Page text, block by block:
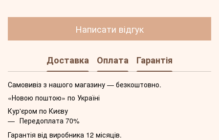
Написати відгук
Доставка Оплата Гарантія
Самовивіз з нашого магазину — безкоштовно.
«Новою поштою» по Україні
Кур'єром по Києву
Передоплата 70%
Гарантія від виробника 12 місяців.